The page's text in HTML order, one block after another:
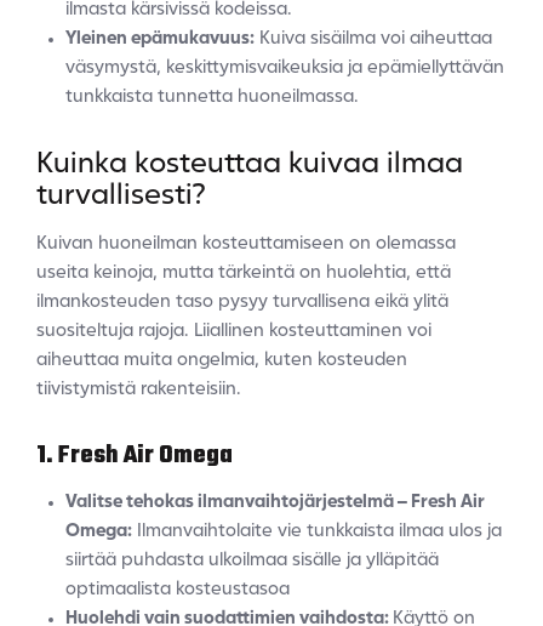
ilmasta kärsivissä kodeissa.
Yleinen epämukavuus: Kuiva sisäilma voi aiheuttaa
väsymystä, keskittymisvaikeuksia ja epämiellyttävän
tunkkaista tunnetta huoneilmassa.
Kuinka kosteuttaa kuivaa ilmaa
turvallisesti?
Kuivan huoneilman kosteuttamiseen on olemassa
useita keinoja, mutta tärkeintä on huolehtia, että
ilmankosteuden taso pysyy turvallisena eikä ylitä
suositeltuja rajoja. Liiallinen kosteuttaminen voi
aiheuttaa muita ongelmia, kuten kosteuden
tiivistymistä rakenteisiin.
1. Fresh Air Omega
Valitse tehokas ilmanvaihtojärjestelmä – Fresh Air
Omega: Ilmanvaihtolaite vie tunkkaista ilmaa ulos ja
siirtää puhdasta ulkoilmaa sisälle ja ylläpitää
optimaalista kosteustasoa
Huolehdi vain suodattimien vaihdosta: Käyttö on